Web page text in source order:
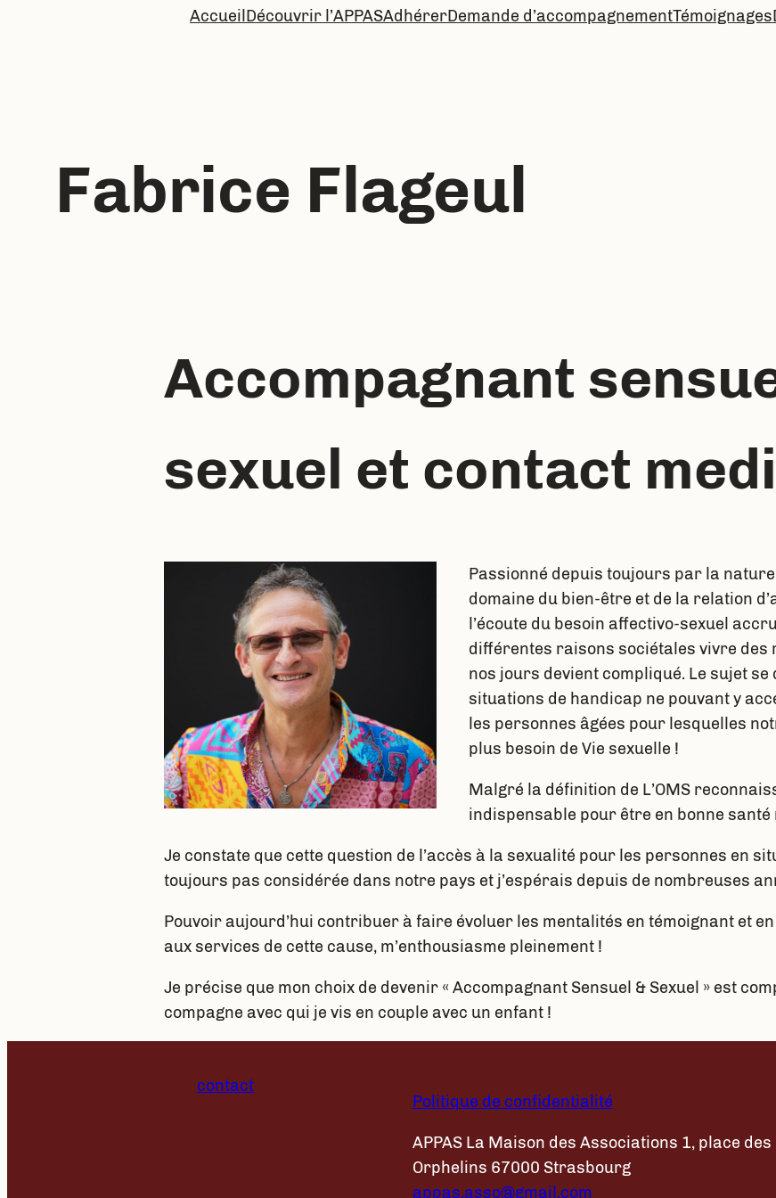
Accueil Découvrir l’APPASAdhérerDemande d’accompagnementTémoignages
Fabrice Flageul
Accompagnant
sexuel et contact
Passionné depuis toujours par la
domaine du bien-être et de la relation
l’écoute du besoin affectivo-sexuel
différentes raisons sociétales vivre des
nos jours devient compliqué. Le sujet
situations de handicap ne pouvant y
les personnes âgées pour lesquelles
plus besoin de Vie sexuelle !
Malgré la définition de L’OMS
indispensable pour être en bonne santé
Je constate que cette question de l’accès à la sexualité pour les personnes en
toujours pas considérée dans notre pays et j’espérais depuis de nombreuses
Pouvoir aujourd’hui contribuer à faire évoluer les mentalités en témoignant et
aux services de cette cause, m’enthousiasme pleinement !
Je précise que mon choix de devenir « Accompagnant Sensuel & Sexuel » est
compagne avec qui je vis en couple avec un enfant !
contact
Politique de confidentialité
APPAS La Maison des Associations 1, place des
Orphelins 67000 Strasbourg​
appas.asso@gmail.com